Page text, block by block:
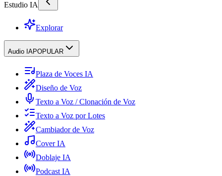
Estudio IA
Explorar
Audio IAPOPULAR
Plaza de Voces IA
Diseño de Voz
Texto a Voz / Clonación de Voz
Texto a Voz por Lotes
Cambiador de Voz
Cover IA
Doblaje IA
Podcast IA